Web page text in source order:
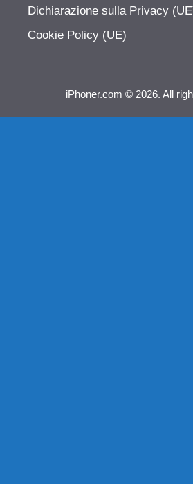
Dichiarazione sulla Privacy
Cookie Policy (UE)
iPhoner.com © 2026. All